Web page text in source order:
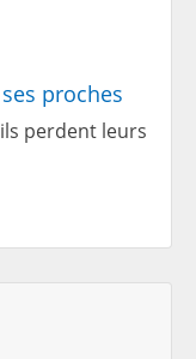
proches
perdent leurs